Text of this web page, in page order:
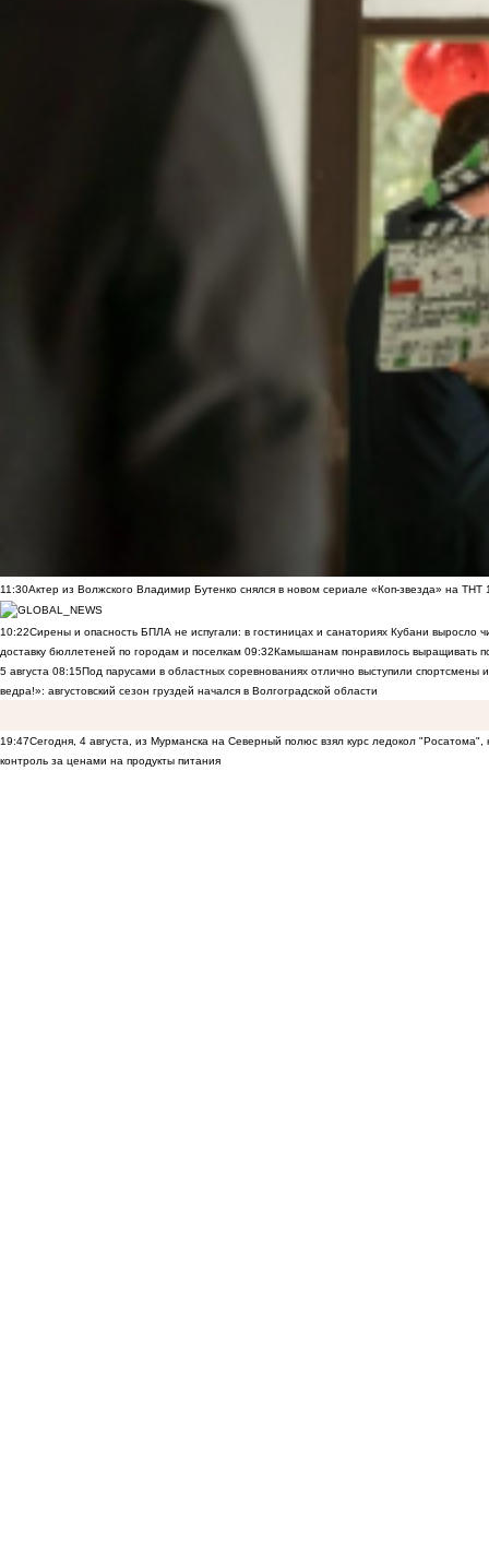
11:30Актер из Волжского Владимир Бутенко снялся в новом сериале «Коп-звезда» на ТНТ
10:22Сирены и опасность БПЛА не испугали: в гостиницах и санаториях Кубани выросло
доставку бюллетеней по городам и поселкам 09:32Камышанам понравилось выращивать
5 августа 08:15Под парусами в областных соревнованиях отлично выступили спортсмены
ведра!»: августовский сезон груздей начался в Волгоградской области
19:47Сегодня, 4 августа, из Мурманска на Северный полюс взял курс ледокол
контроль за ценами на продукты питания